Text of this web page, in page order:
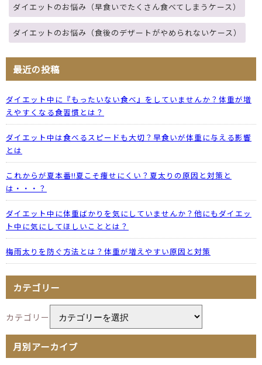
ダイエットのお悩み（早食いでたくさん食べてしまうケース）
ダイエットのお悩み（食後のデザートがやめられないケース）
最近の投稿
ダイエット中に『もったいない食べ』をしていませんか？体重が増
えやすくなる食習慣とは？
ダイエット中は食べるスピードも大切？早食いが体重に与える影響
とは
これからが夏本番!!夏こそ痩せにくい？夏太りの原因と対策と
は・・・？
ダイエット中に体重ばかりを気にしていませんか？他にもダイエッ
ト中に気にしてほしいこととは？
梅雨太りを防ぐ方法とは？体重が増えやすい原因と対策
カテゴリー
カテゴリー
月別アーカイブ